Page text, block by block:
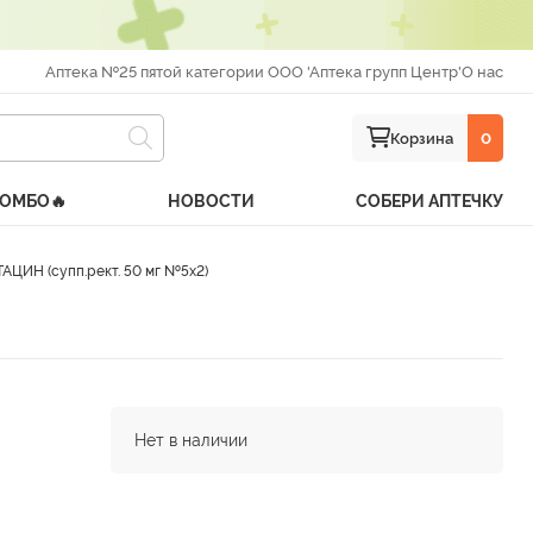
Аптека №25 пятой категории ООО 'Аптека групп Центр'О нас
Корзина 0
НОВОСТИ СОБЕРИ АПТЕЧКУ
(супп.рект. 50 мг №5х2)
Нет в наличии